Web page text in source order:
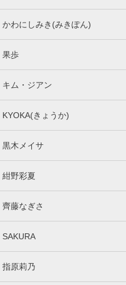
かわにしみき(みきぽん)
果歩
キム・ジアン
KYOKA(きょうか)
黒木メイサ
紺野彩夏
齊藤なぎさ
SAKURA
指原莉乃